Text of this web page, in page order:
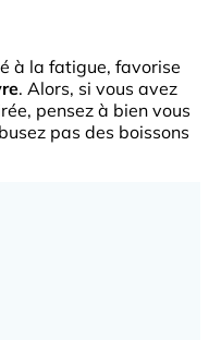
à la fatigue, favorise
. Alors, si vous avez
pensez à bien vous
pas des boissons